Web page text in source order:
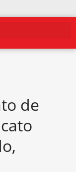
de